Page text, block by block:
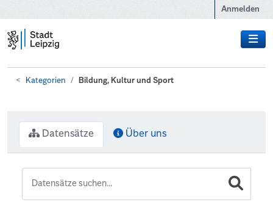
Anmelden
Kategorien Bildung, Kultur und Sport
Datensätze Über uns